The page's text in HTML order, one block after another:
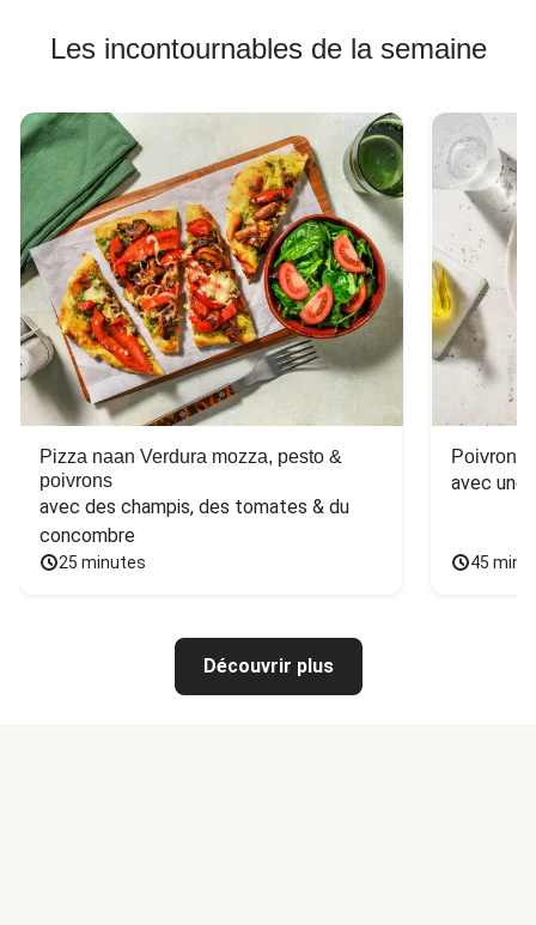
Les incontournables de la semaine
Pizza naan Verdura mozza, pesto &
poivrons
avec des champis, des tomates & du
concombre
25 minutes
Poivron
avec une
45
Découvrir plus